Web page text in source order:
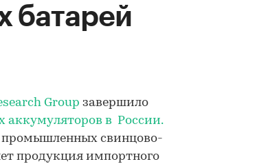
батарей
Group завершило
в России.
промышленных свинцово-
продукция импортного